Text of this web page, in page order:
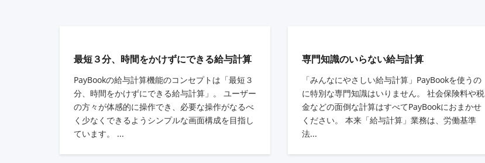
最短３分、時間をかけずにできる給与計算
PayBookの給与計算機能のコンセプトは「最短３
分、時間をかけずにできる給与計算」。 ユーザー
の方々が体感的に操作でき、必要な操作がなるべ
く少なくできるようシンプルな画面構成を目指し
ています。 ...
専門知識のいらない給与計算
「みんなにやさしい給与計算」PayBookを使うの
に特別な専門知識はいりません。 社会保険料や税
金などの面倒な計算はすべてPayBookにおまかせ
ください。 本来「給与計算」業務は、労働基準
法...